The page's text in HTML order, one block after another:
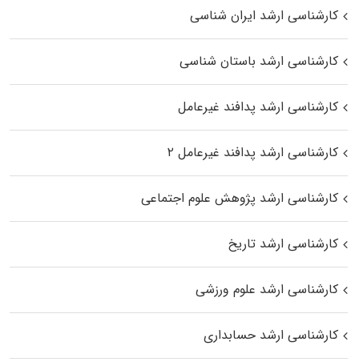
کارشناسی ارشد ایران شناسی
کارشناسی ارشد باستان شناسی
کارشناسی ارشد پدافند غیرعامل
کارشناسی ارشد پدافند غیرعامل ۲
کارشناسی ارشد پژوهش علوم اجتماعی
کارشناسی ارشد تاریخ
کارشناسی ارشد علوم ورزشی
کارشناسی ارشد حسابداری